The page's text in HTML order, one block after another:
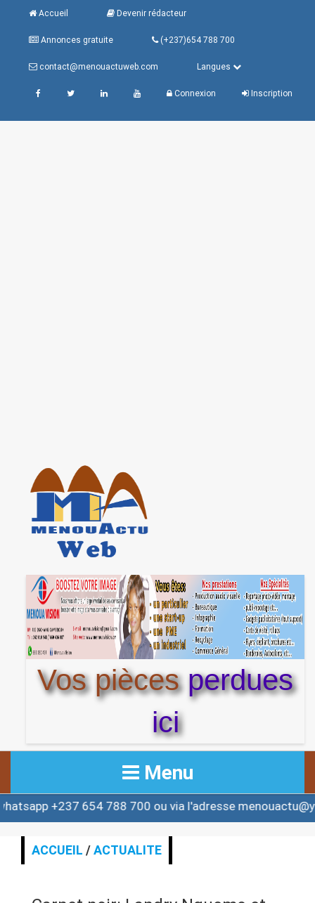
Accueil Devenir rédacteur
Annonces gratuite (+237)654 788 700
contact@menouactuweb.com Langues
Connexion Inscription
Vos piècesperdues
ici
Menu
ACCUEIL
ACTUALITE
654 788 700 ou via l'adresse menouactu@yahoo.com
ACCUEIL /ACTUALITE